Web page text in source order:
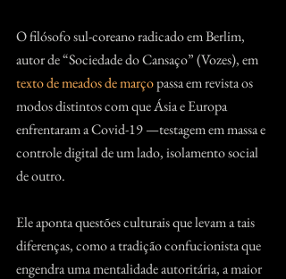
O filósofo sul-coreano radicado em Berlim,
autor de “Sociedade do Cansaço” (Vozes), em
texto de meados de março passa em revista os
modos distintos com que Ásia e Europa
enfrentaram a Covid-19 —testagem em massa e
controle digital de um lado, isolamento social
de outro.
Ele aponta questões culturais que levam a tais
diferenças, como a tradição confucionista que
engendra uma mentalidade autoritária, a maior